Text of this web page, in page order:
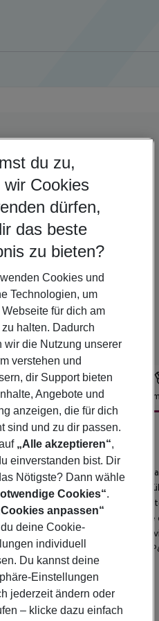
3
bietet klassische Zimmer mit
Minibar. Jedes Zimmer
WLAN ist im Zimmer
und internationale Küche.
und Gebäck. Zu den weiteren
Veranstaltungen.
du zu,
wir Cookies
dürfen,
das beste
zu bieten?
Cookies und
Technologien, um
für dich am
zu halten. Dadurch
wir die Nutzung unserer
verstehen und
dir Support bieten
Angebote und
anzeigen, die für dich
sind und zu dir passen.
„Alle akzeptieren“,
einverstanden bist. Dir
Nötigste? Dann wähle
Cookies“.
anpassen“
deine Cookie-
individuell
Du kannst deine
Einstellungen
jederzeit ändern oder
– klicke dazu einfach